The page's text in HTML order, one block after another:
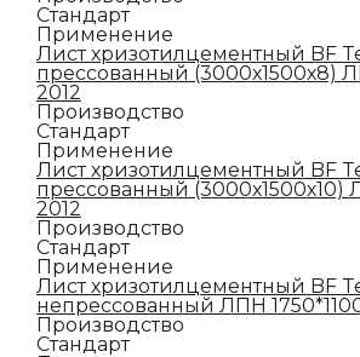
Стандарт
Применение
Лист хризотилцементный BF
прессованный (3000х1500х8)
2012
Производство
Стандарт
Применение
Лист хризотилцементный BF
прессованный (3000х1500х10)
2012
Производство
Стандарт
Применение
Лист хризотилцементный BF
непрессованный ЛПН
Производство
Стандарт